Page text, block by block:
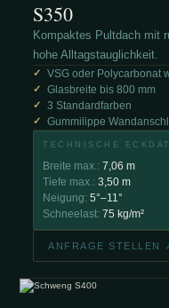
S350
Kompaktes Pultdach mit
hohe Alltagstauglichkeit.
VSG oder Polycarbonat
Glasbreite bis 800 mm
3 Standardfarben
Gummilippe
TECHNISCHE
Breite max.:7,06 m
Tiefe max.:3,50 m
Neigung:5°–11°
Schneelast:75 kg/m²
ANFRAGE STELLEN